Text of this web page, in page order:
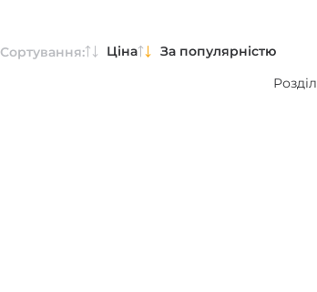
Сортування: Ціна
За популярністю